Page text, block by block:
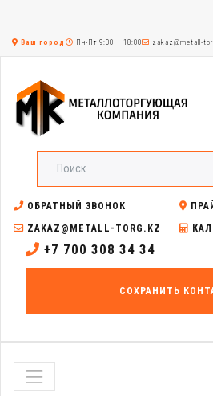
Ваш город Пн-Пт 9:00 – 18:00 zakaz@metall-
ОБРАТНЫЙ ЗВОНОК
ZAKAZ@METALL-TORG.KZ
+7 700 308 34 34
СОХРАНИТЬ